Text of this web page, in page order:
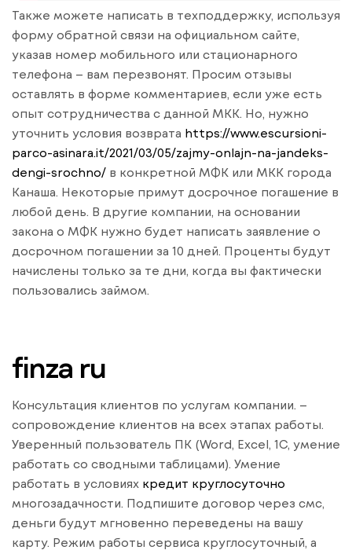
Также можете написать в техподдержку, используя
форму обратной связи на официальном сайте,
указав номер мобильного или стационарного
телефона – вам перезвонят. Просим отзывы
оставлять в форме комментариев, если уже есть
опыт сотрудничества с данной МКК. Но, нужно
уточнить условия возврата https://www.escursioni-
parco-asinara.it/2021/03/05/zajmy-onlajn-na-jandeks-
dengi-srochno/ в конкретной МФК или МКК города
Канаша. Некоторые примут досрочное погашение в
любой день. В другие компании, на основании
закона о МФК нужно будет написать заявление о
досрочном погашении за 10 дней. Проценты будут
начислены только за те дни, когда вы фактически
пользовались займом.
finza ru
Консультация клиентов по услугам компании. –
сопровождение клиентов на всех этапах работы.
Уверенный пользователь ПК (Word, Excel, 1С, умение
работать со сводными таблицами). Умение
работать в условиях кредит круглосуточно
многозадачности. Подпишите договор через смс,
деньги будут мгновенно переведены на вашу
карту. Режим работы сервиса круглосуточный, а